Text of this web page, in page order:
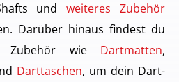
undweiteres Zubehör
Darüber hinaus findest du
Zubehör wie Dartmatten,
Darttaschen, um dein Dart-